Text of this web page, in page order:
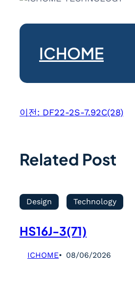
ICHOME
이전: DF22-2S-7.92C(28)
Related Post
Design Technology
HS16J-3(71)
ICHOME 08/06/2026